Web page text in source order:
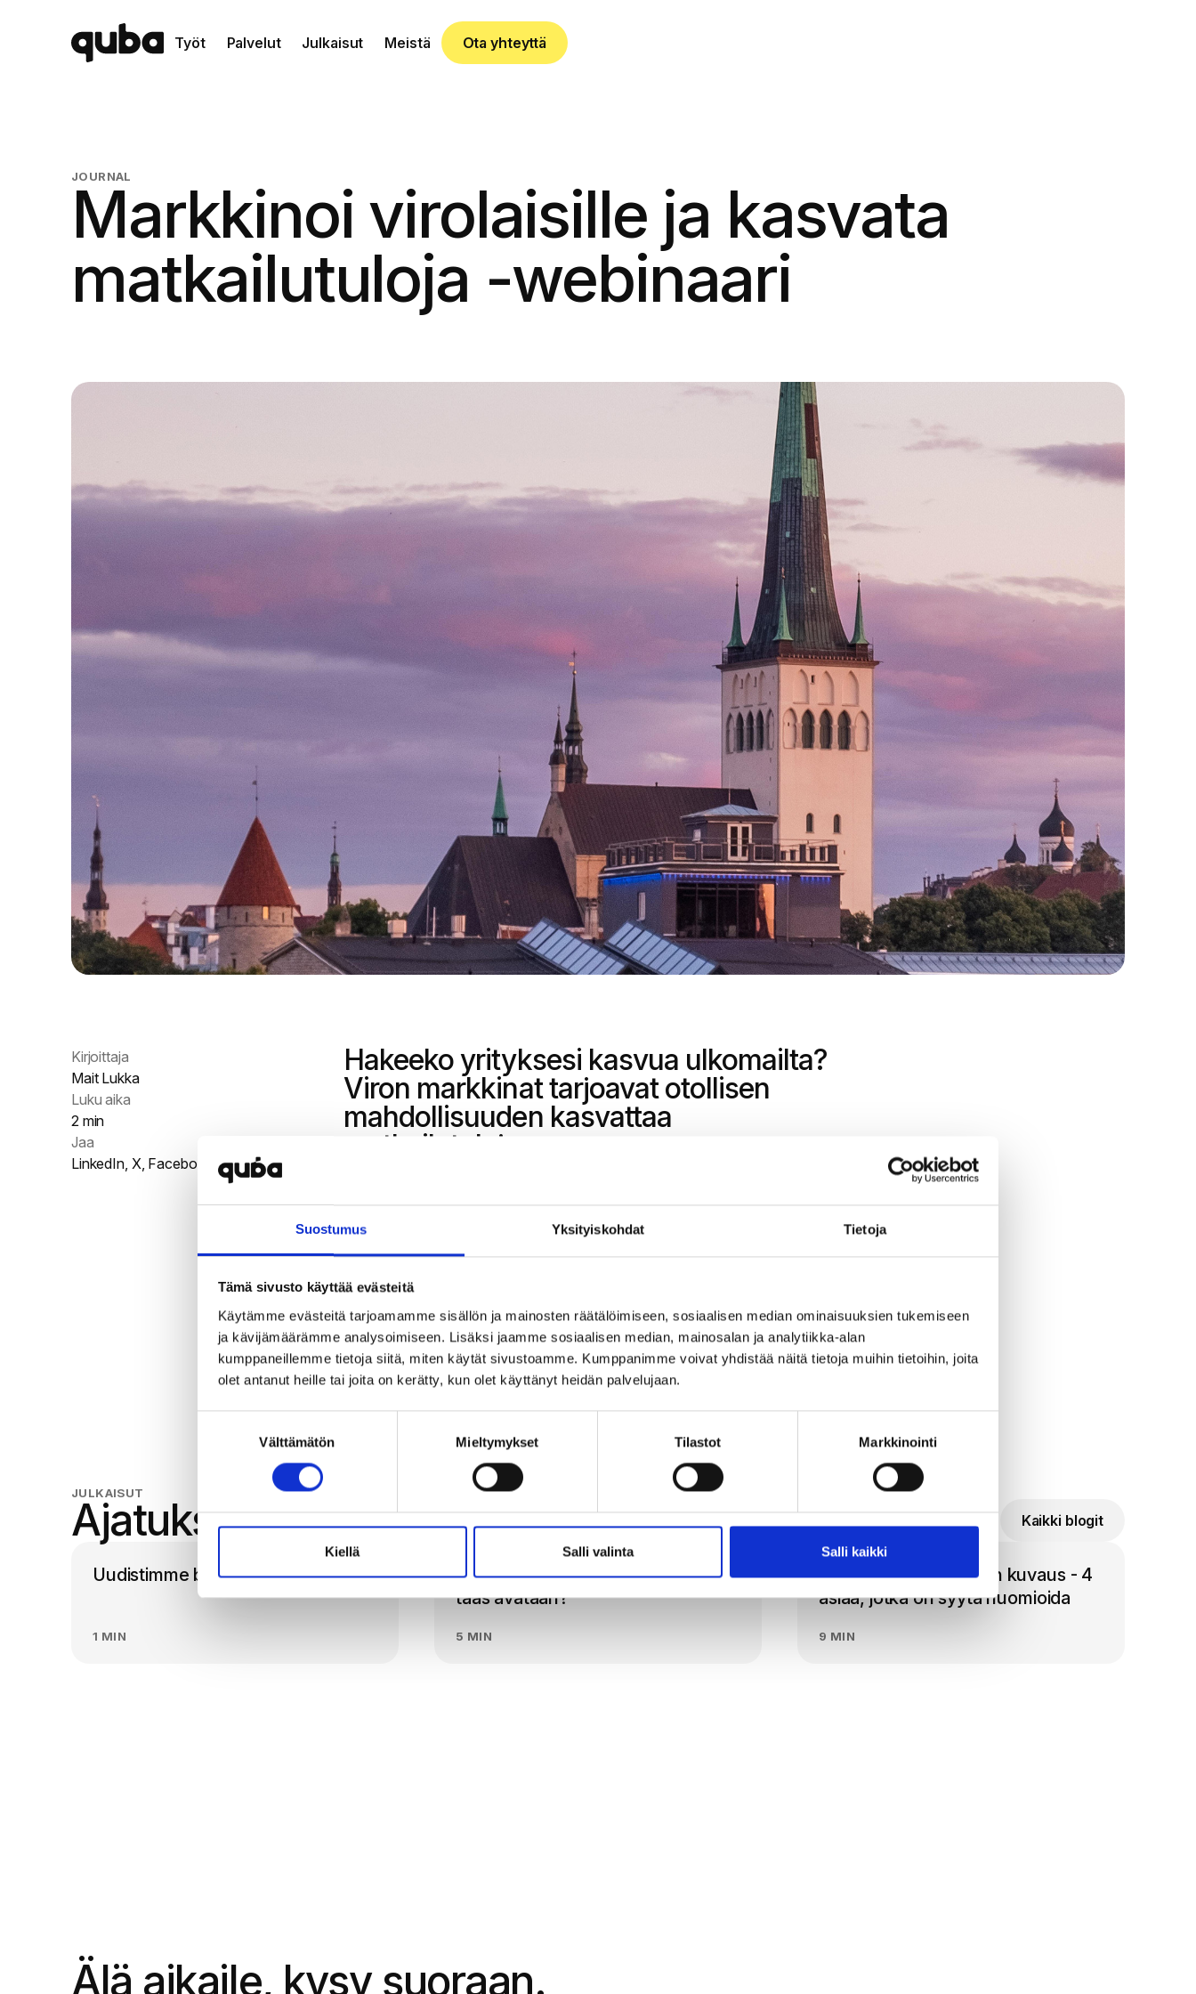
Suostumus Yksityiskohdat Tietoja
Tämä sivusto käyttää evästeitä
Käytämme evästeitä tarjoamamme sisällön ja mainosten räätälöimiseen, sosiaalisen median ominaisuuksien tukemiseen
ja kävijämäärämme analysoimiseen. Lisäksi jaamme sosiaalisen median, mainosalan ja analytiikka-alan
kumppaneillemme tietoja siitä, miten käytät sivustoamme. Kumppanimme voivat yhdistää näitä tietoja muihin tietoihin, joita
olet antanut heille tai joita on kerätty, kun olet käyttänyt heidän palvelujaan.
Välttämätön Mieltymykset Tilastot Markkinointi
Kiellä Salli valinta Salli kaikki
Työt Palvelut Julkaisut Meistä Ota yhteyttä
JOURNAL
Markkinoi virolaisille ja kasvata
matkailutuloja -webinaari
Kirjoittaja
Mait Lukka
Luku aika
2 min
Jaa
LinkedIn, X, Facebook
Hakeeko yrityksesi kasvua ulkomailta?
Viron markkinat tarjoavat otollisen
mahdollisuuden kasvattaa
matkailutuloja.
helposti ja kustannustehokkaasti. Webinaari järjestetään 12. toukokuuta klo 9-10.
Jos et pääse webinaariin, niin ota rohkeasti
Pääkuva: Unslash.com / Julia Solonina
JULKAISUT
Ajatuksemme Kaikki blogit
Uudistimme brändimme
1 MIN
Mitä tapahtuu kun Venäjän raja
taas avataan?
5 MIN
Hyvä matkailukohteen kuvaus - 4
asiaa, jotka on syytä huomioida
9 MIN
OTA YHTEYTTÄ
Älä aikaile, kysy suoraan.